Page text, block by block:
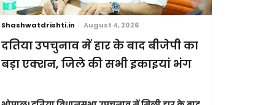
Shashwatdrishti.in August 4, 2026
दतिया उपचुनाव में हार के बाद बीजेपी का
बड़ा एक्शन, जिले की सभी इकाइयां भंग